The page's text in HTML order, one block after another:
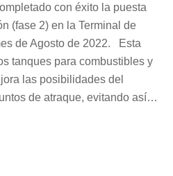
con éxito la puesta
(fase 2) en la Terminal de
de Agosto de 2022. Esta
tanques para combustibles y
las posibilidades del
de atraque, evitando así…